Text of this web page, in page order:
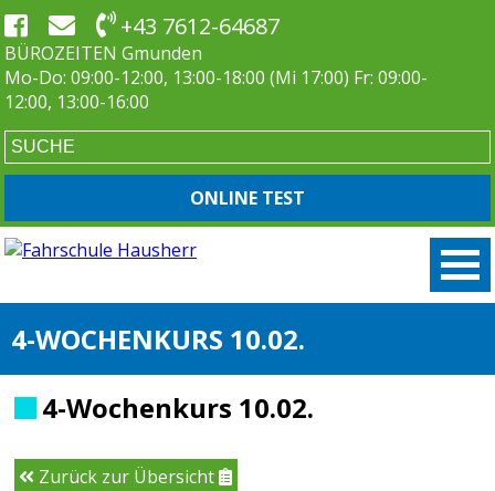
+43 7612-64687
BÜROZEITEN Gmunden
Mo-Do: 09:00-12:00, 13:00-18:00 (Mi 17:00) Fr: 09:00-
12:00, 13:00-16:00
ONLINE TEST
4-WOCHENKURS 10.02.
4-Wochenkurs 10.02.
Zurück zur Übersicht